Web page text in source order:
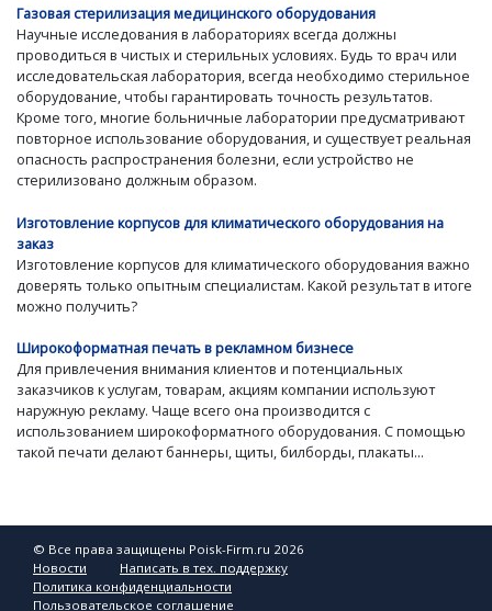
Газовая стерилизация медицинского оборудования
Научные исследования в лабораториях всегда должны
проводиться в чистых и стерильных условиях. Будь то врач или
исследовательская лаборатория, всегда необходимо стерильное
оборудование, чтобы гарантировать точность результатов.
Кроме того, многие больничные лаборатории предусматривают
повторное использование оборудования, и существует реальная
опасность распространения болезни, если устройство не
стерилизовано должным образом.
Изготовление корпусов для климатического оборудования на
заказ
Изготовление корпусов для климатического оборудования важно
доверять только опытным специалистам. Какой результат в итоге
можно получить?
Широкоформатная печать в рекламном бизнесе
Для привлечения внимания клиентов и потенциальных
заказчиков к услугам, товарам, акциям компании используют
наружную рекламу. Чаще всего она производится с
использованием широкоформатного оборудования. С помощью
такой печати делают баннеры, щиты, билборды, плакаты...
© Все права защищены Poisk-Firm.ru 2026
Новости
Написать в тех. поддержку
Политика конфиденциальности
Пользовательское соглашение